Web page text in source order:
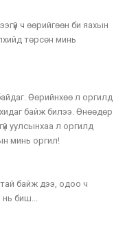
ч өөрийгөөн би яахын
төрсөн минь
Өөрийнхөө л оргилд
байж билээ. Өнөөдөр
уулсынхаа л оргилд
минь оргил!
байж дээ, одоо ч
нь биш...